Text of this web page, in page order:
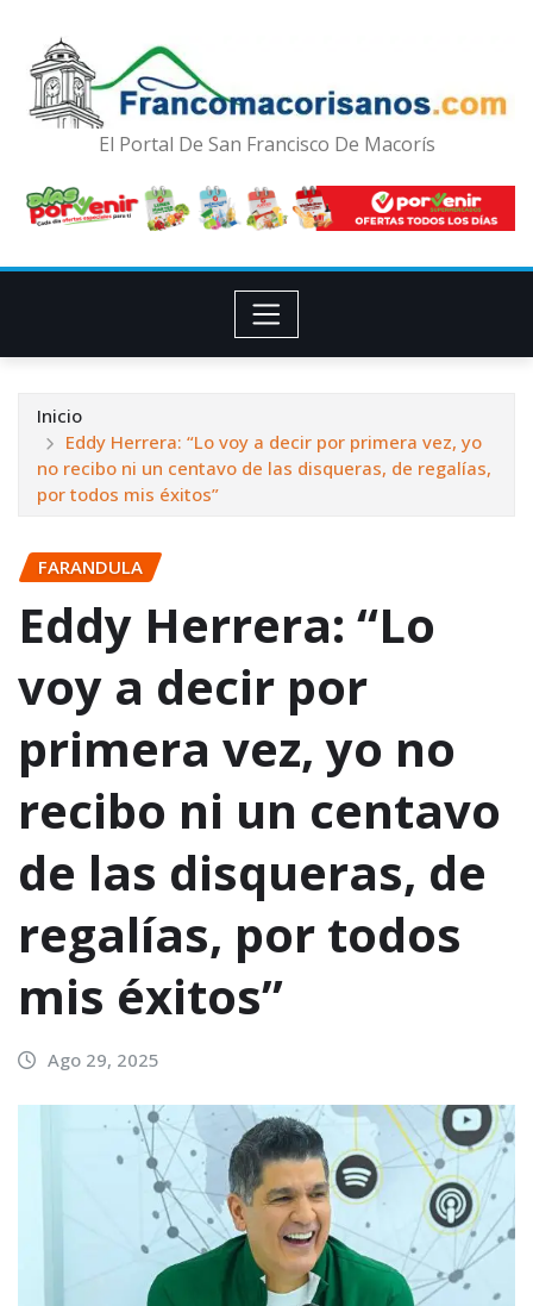
El Portal De San Francisco De Macorís
Inicio
Eddy Herrera: “Lo voy a decir por primera vez, yo
no recibo ni un centavo de las disqueras, de regalías,
por todos mis éxitos”
FARANDULA
Eddy Herrera: “Lo
voy a decir por
primera vez, yo no
recibo ni un centavo
de las disqueras, de
regalías, por todos
mis éxitos”
Ago 29, 2025